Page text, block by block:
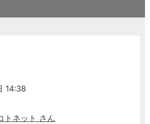
14:38
トネット さん